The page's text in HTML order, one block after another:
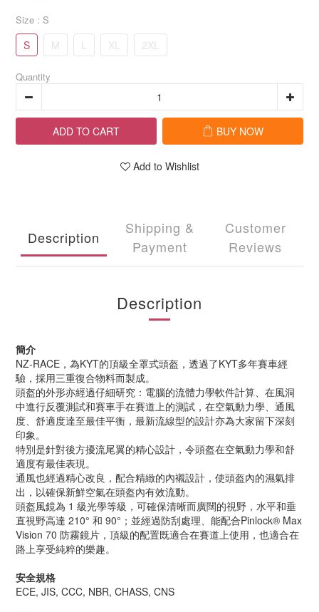
Size : S
S M L XL 2XL
Quantity
ADD TO CART BUY NOW
Add to Wishlist
Description
Shipping &
Payment
Customer
Reviews
Description
簡介
NZ-RACE ，為KYT的頂級全罩式頭盔，透過了KYT多年賽車經
驗，採用三重復合物料而製成。
頭盔的外形亦經過仔細研究：電腦的流體力學軟件計算、在風洞
中進行反覆測試和賽車手在賽道上的測試，在空氣動力學、通風
度、舒適度達至最佳平衡，最新流線型的設計亦為大家留下深刻
印象。
特別是針對後方擾流尾翼的精心設計，令頭盔在空氣動力學和舒
適度有最佳表現。
通風也經過精心改良，配合精緻的內襯設計，使頭盔內的濕氣排
出，以確保新鮮空氣在頭盔內有效流動。
頭盔風鏡為 1 級光學等級，可確保清晰而廣闊的視野，水平和垂
直視野高達 210° 和 90°；並經過防刮處理、能配合Pinlock® Max
Vision 70 防霧鏡片，頂級的配置既適合在賽道上使用，也適合在
路上享受純粹的樂趣。
安全規格
ECE, JIS, CCC, NBR, CHASS, CNS